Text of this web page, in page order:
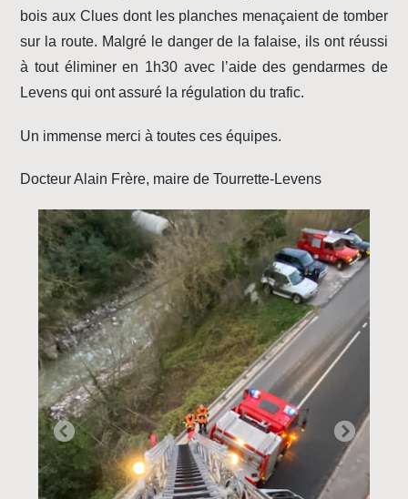
bois aux Clues dont les planches menaçaient de tomber
sur la route. Malgré le danger de la falaise, ils ont réussi
à tout éliminer en 1h30 avec l’aide des gendarmes de
Levens qui ont assuré la régulation du trafic.
Un immense merci à toutes ces équipes.
Docteur Alain Frère, maire de Tourrette-Levens